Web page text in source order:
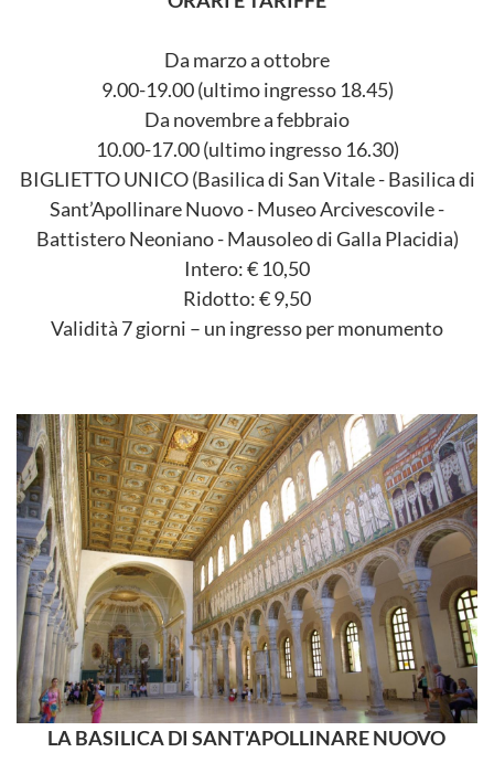
Da marzo a ottobre
9.00-19.00 (ultimo ingresso 18.45)
Da novembre a febbraio
10.00-17.00 (ultimo ingresso 16.30)
BIGLIETTO UNICO (Basilica di San Vitale - Basilica di
Sant’Apollinare Nuovo - Museo Arcivescovile -
Battistero Neoniano - Mausoleo di Galla Placidia)
Intero: € 10,50
Ridotto: € 9,50
Validità 7 giorni – un ingresso per monumento
LA BASILICA DI SANT'APOLLINARE NUOVO